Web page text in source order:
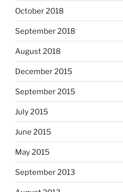
October 2018
September 2018
August 2018
December 2015
September 2015
July 2015
June 2015
May 2015
September 2013